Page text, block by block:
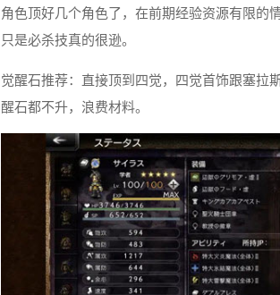
角色顶好几个角色了，在前期经验资源有限的
只是必杀技真的很逊。
觉醒石推荐：直接顶到四觉，四觉首饰跟塞拉
醒石都不升，浪费材料。